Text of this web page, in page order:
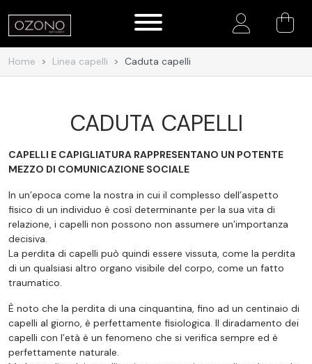
Account
Home Linea capelli Caduta capelli
CADUTA CAPELLI
CAPELLI E CAPIGLIATURA RAPPRESENTANO UN POTENTE
MEZZO DI COMUNICAZIONE SOCIALE
In un’epoca come la nostra in cui il complesso dell’aspetto
fisico di un individuo è così determinante per la sua vita di
relazione, i capelli non possono non assumere un’importanza
decisiva.
La perdita di capelli può quindi essere vissuta, come la perdita
di un qualsiasi altro organo visibile del corpo, come un fatto
traumatico.
È noto che la perdita di una cinquantina, fino ad un centinaio di
capelli al giorno, è perfettamente fisiologica. Il diradamento dei
capelli con l’età è un fenomeno che si verifica sempre ed è
perfettamente naturale.